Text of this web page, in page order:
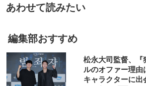
あわせて読みたい
編集部おすすめ
松永大司監督、『
ルのオファー理
キャラクターに出